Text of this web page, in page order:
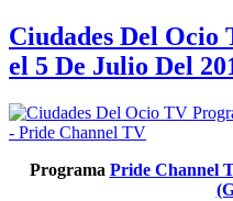
Ciudades Del
el 5 De Julio Del
Programa Pride Channel